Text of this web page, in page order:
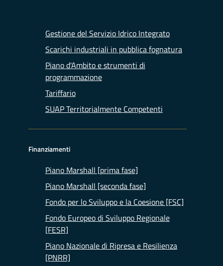
Gestione del Servizio Idrico Integrato
Scarichi industriali in pubblica fognatura
Piano d'Ambito e strumenti di
programmazione
Tariffario
SUAP Territorialmente Competenti
Finanziamenti
Piano Marshall [prima fase]
Piano Marshall [seconda fase]
Fondo per lo Sviluppo e la Coesione [FSC]
Fondo Europeo di Sviluppo Regionale
[FESR]
Piano Nazionale di Ripresa e Resilienza
[PNRR]